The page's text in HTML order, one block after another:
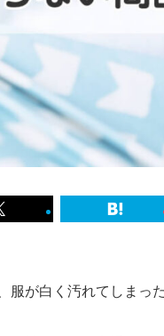
服が白く汚れてしま